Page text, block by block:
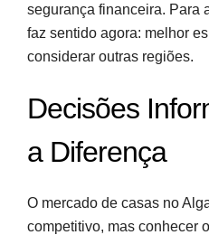
segurança financeira. Para
faz sentido agora: melhor
considerar outras regiões.
Decisões
a Diferença
O mercado de casas no
competitivo, mas conhecer